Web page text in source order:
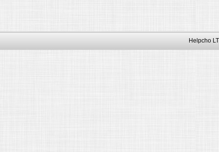
Helpcho